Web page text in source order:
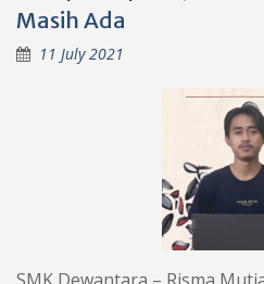
Masih Ada
11 July 2021